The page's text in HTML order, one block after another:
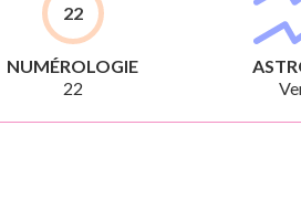
22
NUMÉROLOGIE
22